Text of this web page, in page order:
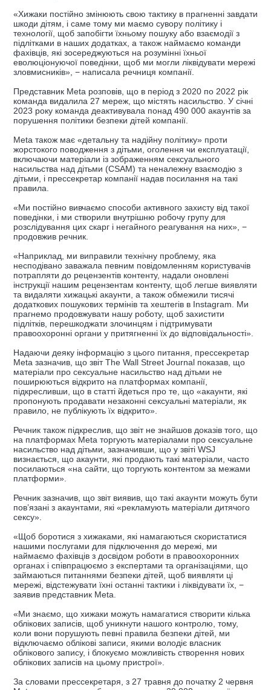
«Хижаки постійно змінюють свою тактику в прагненні завдати
шкоди дітям, і саме тому ми маємо сувору політику і
технології, щоб запобігти їхньому пошуку або взаємодії з
підлітками в наших додатках, а також наймаємо команди
фахівців, які зосереджуються на розумінні їхньої
еволюціонуючої поведінки, щоб ми могли ліквідувати мережі
зловмисників», − написала речниця компанії.
Представник Meta розповів, що в період з 2020 по 2022 рік
команда видалила 27 мереж, що містять насильство. У січні
2023 року команда деактивувала понад 490 000 акаунтів за
порушення політики безпеки дітей компанії.
Meta також має «детальну та надійну політику» проти
жорстокого поводження з дітьми, оголення чи експлуатації,
включаючи матеріали із зображенням сексуального
насильства над дітьми (CSAM) та неналежну взаємодію з
дітьми, і прессекретар компанії надав посилання на такі
правила.
«Ми постійно вивчаємо способи активного захисту від такої
поведінки, і ми створили внутрішню робочу групу для
розслідування цих скарг і негайного реагування на них», −
продовжив речник.
«Наприклад, ми виправили технічну проблему, яка
несподівано заважала певним повідомленням користувачів
потрапляти до рецензентів контенту, надали оновлені
інструкції нашим рецензентам контенту, щоб легше виявляти
та видаляти хижацькі акаунти, а також обмежили тисячі
додаткових пошукових термінів та хештегів в Instagram. Ми
прагнемо продовжувати нашу роботу, щоб захистити
підлітків, перешкоджати злочинцям і підтримувати
правоохоронні органи у притягненні їх до відповідальності».
Надаючи деяку інформацію з цього питання, прессекретар
Meta зазначив, що звіт The Wall Street Journal показав, що
матеріали про сексуальне насильство над дітьми не
поширюються відкрито на платформах компанії,
підкресливши, що в статті йдеться про те, що «акаунти, які
пропонують продавати незаконні сексуальні матеріали, як
правило, не публікують їх відкрито».
Речник також підкреслив, що звіт не знайшов доказів того, що
на платформах Meta торгують матеріалами про сексуальне
насильство над дітьми, зазначивши, що у звіті WSJ
визнається, що акаунти, які продають такі матеріали, часто
посилаються «на сайти, що торгують контентом за межами
платформи».
Речник зазначив, що звіт виявив, що такі акаунти можуть бути
пов’язані з акаунтами, які «рекламують матеріали дитячого
сексу».
«Щоб боротися з хижаками, які намагаються скористатися
нашими послугами для підключення до мережі, ми
наймаємо фахівців з досвідом роботи в правоохоронних
органах і співпрацюємо з експертами та організаціями, що
займаються питаннями безпеки дітей, щоб виявляти ці
мережі, відстежувати їхні останні тактики і ліквідувати їх, −
заявив представник Meta.
«Ми знаємо, що хижаки можуть намагатися створити кілька
облікових записів, щоб уникнути нашого контролю, тому,
коли вони порушують певні правила безпеки дітей, ми
відключаємо облікові записи, якими володіє власник
облікового запису, і блокуємо можливість створення нових
облікових записів на цьому пристрої».
За словами прессекретаря, з 27 травня до початку 2 червня